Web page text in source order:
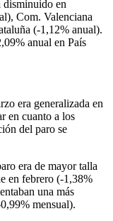
disminuido en
Com. Valenciana
(-1,12% anual).
anual en País
era generalizada en
en cuanto a los
del paro se
era de mayor talla
en febrero (-1,38%
una más
mensual).